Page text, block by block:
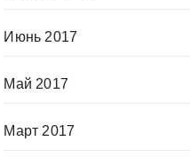
Июнь 2017
Май 2017
Март 2017